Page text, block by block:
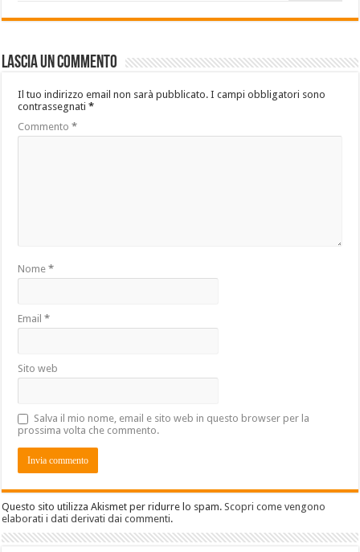
Lascia un commento
Il tuo indirizzo email non sarà pubblicato. I campi obbligatori sono
contrassegnati*
Commento*
Nome*
Email*
Sito web
Salva il mio nome, email e sito web in questo browser per la
prossima volta che commento.
Questo sito utilizza Akismet per ridurre lo spam.Scopri come vengono
elaborati i dati derivati dai commenti.